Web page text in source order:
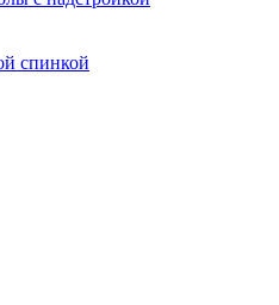
спинкой